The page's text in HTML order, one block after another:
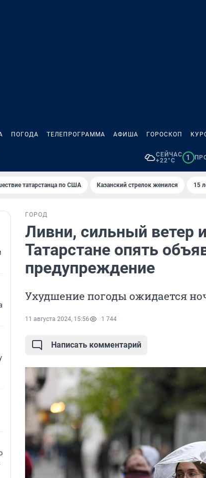
ПОГОДА ТЕЛЕПРОГРАММА АФИША ГОРОСКОП
СЕЙЧАС
+22°C
1
татарстанца по США Казанский стрелок женился 15
ГОРОД
Ливни, сильный ветер
Татарстане опять
предупреждение
Ухудшение погоды ожидается
11 августа 2024, 15:56 1 744
Написать комментарий